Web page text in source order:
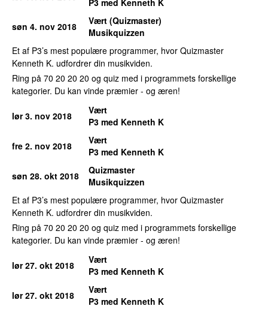
søn 4. nov 2018
Vært (Quizmaster)
Musikquizzen
Et af P3’s mest populære programmer, hvor Quizmaster
Kenneth K. udfordrer din musikviden.
Ring på 70 20 20 20 og quiz med i programmets forskellige
kategorier. Du kan vinde præmier - og æren!
lør 3. nov 2018
Vært
P3 med Kenneth K
fre 2. nov 2018
Vært
P3 med Kenneth K
søn 28. okt 2018
Quizmaster
Musikquizzen
Et af P3’s mest populære programmer, hvor Quizmaster
Kenneth K. udfordrer din musikviden.
Ring på 70 20 20 20 og quiz med i programmets forskellige
kategorier. Du kan vinde præmier - og æren!
lør 27. okt 2018
Vært
P3 med Kenneth K
lør 27. okt 2018
Vært
P3 med Kenneth K